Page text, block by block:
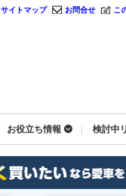
サイトマップ お問合せ こ
お役立ち情報 検討中